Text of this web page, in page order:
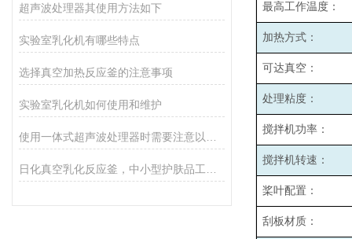
超声波处理器其使用方法如下
实验室乳化机有哪些特点
选择真空加热反应釜的注意事项
实验室乳化机如何使用和维护
最高工作温度：
加热方式：
可达真空：
处理粘度：
搅拌机功率：
搅拌机转速：
桨叶配置：
刮板材质：